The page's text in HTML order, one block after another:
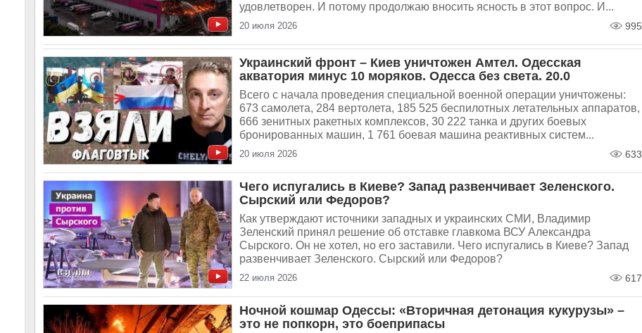
удовлетворен. И потому продолжаю вносить ясность в этот вопрос. И...
20 июля 2026 995
Украинский фронт – Киев уничтожен Амтел. Одесская
акватория минус 10 моряков. Одесса без света. 20.0
Всего с начала проведения специальной военной операции уничтожены:
673 самолета, 284 вертолета, 185 525 беспилотных летательных аппаратов,
666 зенитных ракетных комплексов, 30 222 танка и других боевых
бронированных машин, 1 761 боевая машина реактивных систем...
20 июля 2026 633
Чего испугались в Киеве? Запад развенчивает Зеленского.
Сырский или Федоров?
Как утверждают источники западных и украинских СМИ, Владимир
Зеленский принял решение об отставке главкома ВСУ Александра
Сырского. Он не хотел, но его заставили. Чего испугались в Киеве? Запад
развенчивает Зеленского. Сырский или Федоров?
22 июля 2026 617
Ночной кошмар Одессы: «Вторичная детонация кукурузы» –
это не попкорн, это боеприпасы